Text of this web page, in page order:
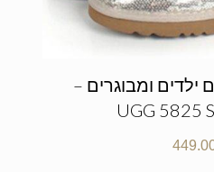
ילדים ומבוגרים –
UGG 5825